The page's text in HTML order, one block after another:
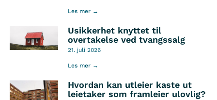
Les mer →
Usikkerhet knyttet til
overtakelse ved tvangssalg
21. juli 2026
Les mer →
Hvordan kan utleier kaste ut
leietaker som framleier ulovlig?